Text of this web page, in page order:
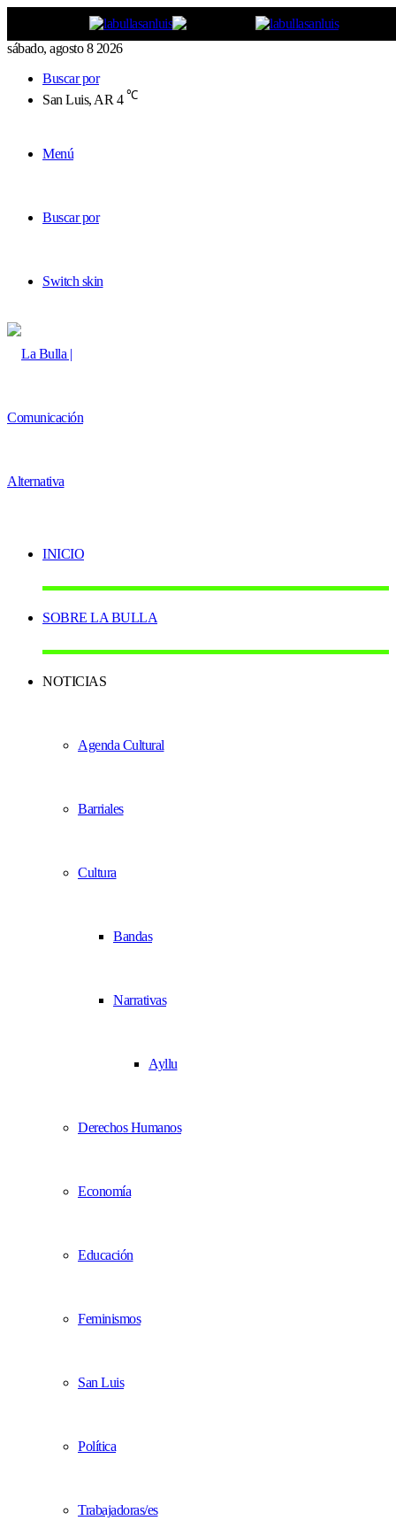
sábado, agosto 8 2026
Buscar por
San Luis, AR 4 ℃
Menú
Buscar por
Switch skin
INICIO
SOBRE LA BULLA
NOTICIAS
Agenda Cultural
Barriales
Cultura
Bandas
Narrativas
Ayllu
Derechos Humanos
Economía
Educación
Feminismos
San Luis
Política
Trabajadoras/es